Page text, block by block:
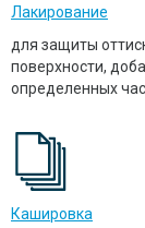
Лакирование
для защиты
поверхности,
определенных
Кашировка